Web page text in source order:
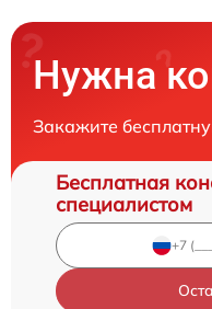
Нужна
Закажите
Бесплатная
специалистом